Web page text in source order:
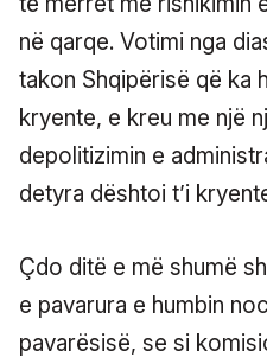
në qarqe. Votimi nga
takon Shqipërisë që ka
kryente, e kreu me një
depolitizimin e
detyra dështoi t’i
Çdo ditë e më shumë
e pavarura e humbin
pavarësisë, se si